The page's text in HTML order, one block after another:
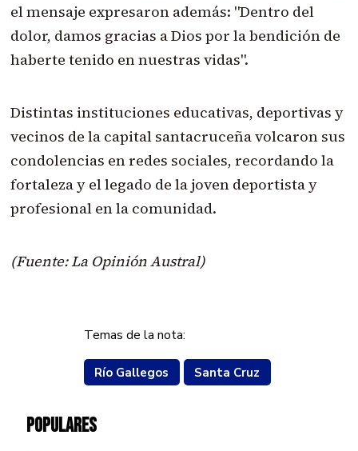
el mensaje expresaron además: "Dentro del
dolor, damos gracias a Dios por la bendición de
haberte tenido en nuestras vidas".
Distintas instituciones educativas, deportivas y
vecinos de la capital santacruceña volcaron sus
condolencias en redes sociales, recordando la
fortaleza y el legado de la joven deportista y
profesional en la comunidad.
(Fuente: La Opinión Austral)
Temas de la nota:
Río Gallegos Santa Cruz
POPULARES